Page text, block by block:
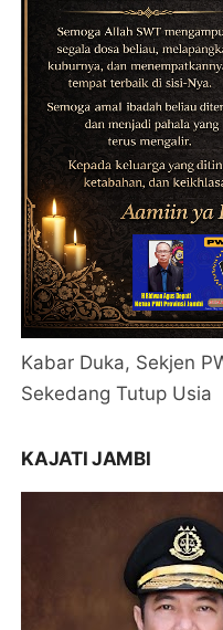
Kabar Duka, Sekjen
Sekedang Tutup Usia
KAJATI JAMBI